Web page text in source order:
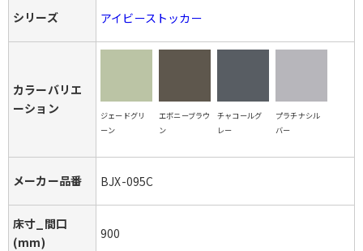
シリーズ アイビーストッカー
カラーバリエ
ーション
ジェードグリ
ーン
エボニーブラウ
ン
チャコールグ
レー
プラチナシル
バー
メーカー品番 BJX-095C
床寸_間口
(mm)
900